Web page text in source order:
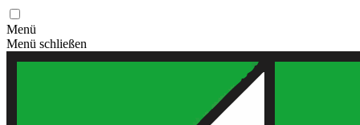
Menü
Menü schließen